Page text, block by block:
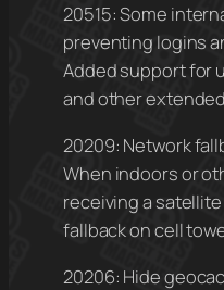
20515: Some
preventing logins
Added support for
and other
20209: Network
When indoors or
receiving a
fallback on cell
20206: Hide